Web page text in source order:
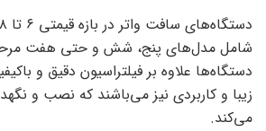
شامل مدل‌های پنج، شش و حتی هفت
دستگاه‌ها علاوه بر فیلتراسیون دقیق و
زیبا و کاربردی نیز می‌باشند که نصب و
می‌کند.